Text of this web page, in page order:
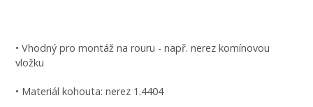
• Vhodný pro montáž na rouru - např. nerez komínovou
vložku
• Materiál kohouta: nerez 1.4404